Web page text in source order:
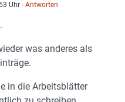
Uhr - Antworten
was anderes als
in die Arbeitsblätter